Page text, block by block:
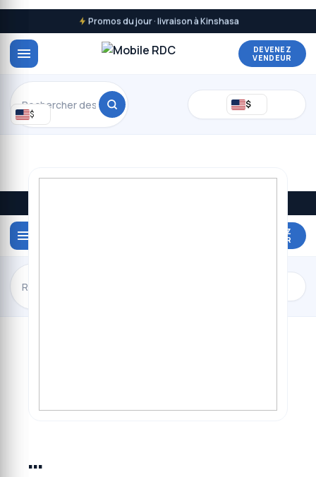
Promos du jour · livraison à Kinshasa
DEVENEZ
VENDEUR
$
DEVENEZ
VENDEUR
Rechercher
$
…